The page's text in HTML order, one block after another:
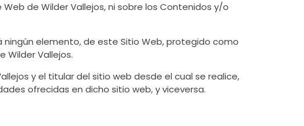
de Wilder Vallejos, ni sobre los Contenidos y/o
elemento, de este Sitio Web, protegido como
Wilder Vallejos.
y el titular del sitio web desde el cual se realice,
ofrecidas en dicho sitio web, y viceversa.